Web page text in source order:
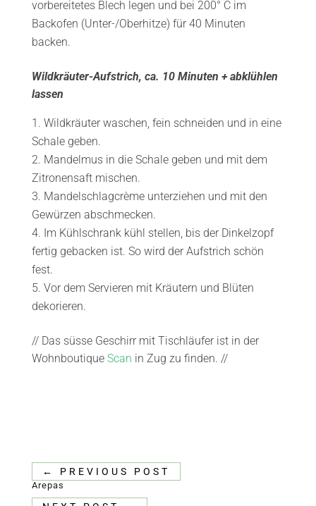
vorbereitetes Blech legen und bei 200° C im
Backofen (Unter-/Oberhitze) für 40 Minuten
backen.
Wildkräuter-Aufstrich, ca. 10 Minuten + abklühlen
lassen
Wildkräuter waschen, fein schneiden und in eine
Schale geben.
Mandelmus in die Schale geben und mit dem
Zitronensaft mischen.
Mandelschlagcrème unterziehen und mit den
Gewürzen abschmecken.
Im Kühlschrank kühl stellen, bis der Dinkelzopf
fertig gebacken ist. So wird der Aufstrich schön
fest.
Vor dem Servieren mit Kräutern und Blüten
dekorieren.
// Das süsse Geschirr mit Tischläufer ist in der
Wohnboutique Scan in Zug zu finden. //
← PREVIOUS POST
Arepas